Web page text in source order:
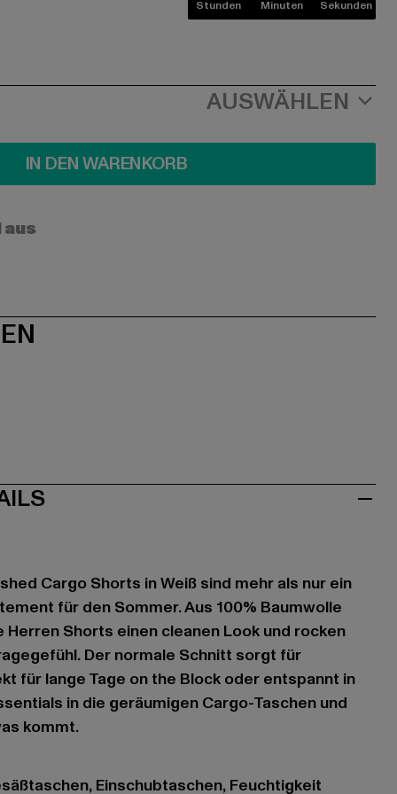
Stunden Minuten Sekunden
AUSWÄHLEN
IN DEN WARENKORB
Cargo Shorts in Weiß sind mehr als nur ein
für den Sommer. Aus 100% Baumwolle
Shorts einen cleanen Look und rocken
Der normale Schnitt sorgt für
für lange Tage on the Block oder entspannt in
in die geräumigen Cargo-Taschen und
kommt.
Einschubtaschen, Feuchtigkeit